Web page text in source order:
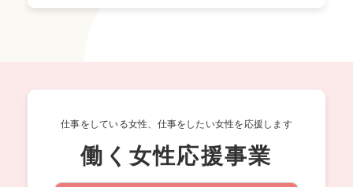
仕事をしている女性、仕事をしたい女性を応援します
働く女性応援事業